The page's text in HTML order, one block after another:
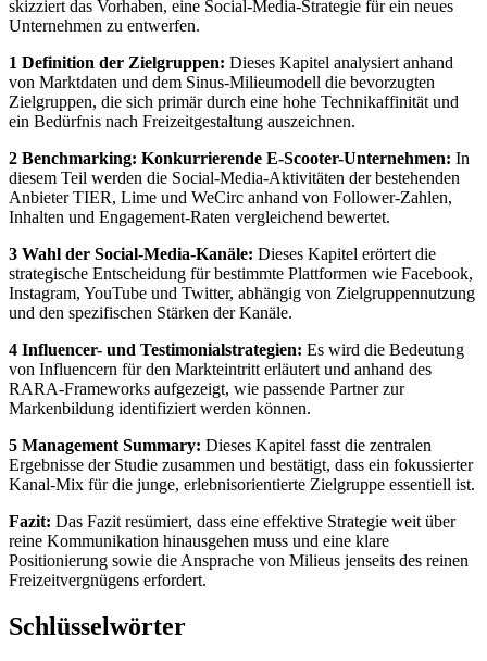
skizziert das Vorhaben, eine Social-Media-Strategie für ein neues
Unternehmen zu entwerfen.
1 Definition der Zielgruppen: Dieses Kapitel analysiert anhand
von Marktdaten und dem Sinus-Milieumodell die bevorzugten
Zielgruppen, die sich primär durch eine hohe Technikaffinität und
ein Bedürfnis nach Freizeitgestaltung auszeichnen.
2 Benchmarking: Konkurrierende E-Scooter-Unternehmen: In
diesem Teil werden die Social-Media-Aktivitäten der bestehenden
Anbieter TIER, Lime und WeCirc anhand von Follower-Zahlen,
Inhalten und Engagement-Raten vergleichend bewertet.
3 Wahl der Social-Media-Kanäle: Dieses Kapitel erörtert die
strategische Entscheidung für bestimmte Plattformen wie Facebook,
Instagram, YouTube und Twitter, abhängig von Zielgruppennutzung
und den spezifischen Stärken der Kanäle.
4 Influencer- und Testimonialstrategien: Es wird die Bedeutung
von Influencern für den Markteintritt erläutert und anhand des
RARA-Frameworks aufgezeigt, wie passende Partner zur
Markenbildung identifiziert werden können.
5 Management Summary: Dieses Kapitel fasst die zentralen
Ergebnisse der Studie zusammen und bestätigt, dass ein fokussierter
Kanal-Mix für die junge, erlebnisorientierte Zielgruppe essentiell ist.
Fazit: Das Fazit resümiert, dass eine effektive Strategie weit über
reine Kommunikation hinausgehen muss und eine klare
Positionierung sowie die Ansprache von Milieus jenseits des reinen
Freizeitvergnügens erfordert.
Schlüsselwörter